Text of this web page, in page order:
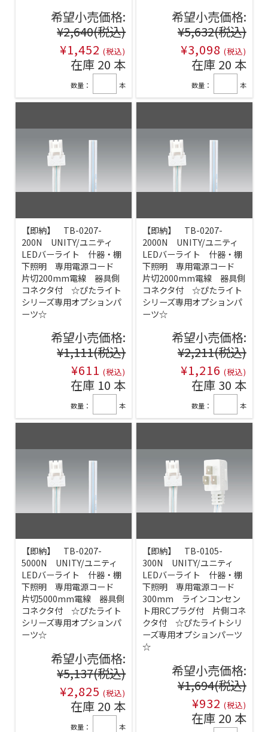
希望小売価格:
¥2,640(税込)
¥1,452 (税込)
在庫 20 本
数量： 本
希望小売価格:
¥5,632(税込)
¥3,098 (税込)
在庫 20 本
数量： 本
【即納】 TB-0207-
200N UNITY/ユニティ
LEDバーライト 什器・棚
下照明 専用電源コード
片切200mm電線 器具側
コネクタ付 ☆ぴたライト
シリーズ専用オプションパ
ーツ☆
希望小売価格:
¥1,111(税込)
¥611 (税込)
在庫 10 本
数量： 本
【即納】 TB-0207-
2000N UNITY/ユニティ
LEDバーライト 什器・棚
下照明 専用電源コード
片切2000mm電線 器具側
コネクタ付 ☆ぴたライト
シリーズ専用オプションパ
ーツ☆
希望小売価格:
¥2,211(税込)
¥1,216 (税込)
在庫 30 本
数量： 本
【即納】 TB-0207-
5000N UNITY/ユニティ
LEDバーライト 什器・棚
下照明 専用電源コード
片切5000mm電線 器具側
コネクタ付 ☆ぴたライト
シリーズ専用オプションパ
ーツ☆
希望小売価格:
¥5,137(税込)
¥2,825 (税込)
在庫 20 本
数量： 本
【即納】 TB-0105-
300N UNITY/ユニティ
LEDバーライト 什器・棚
下照明 専用電源コード
300mm ラインコンセン
ト用RCプラグ付 片側コネ
クタ付 ☆ぴたライトシリ
ーズ専用オプションパーツ
☆
希望小売価格:
¥1,694(税込)
¥932 (税込)
在庫 20 本